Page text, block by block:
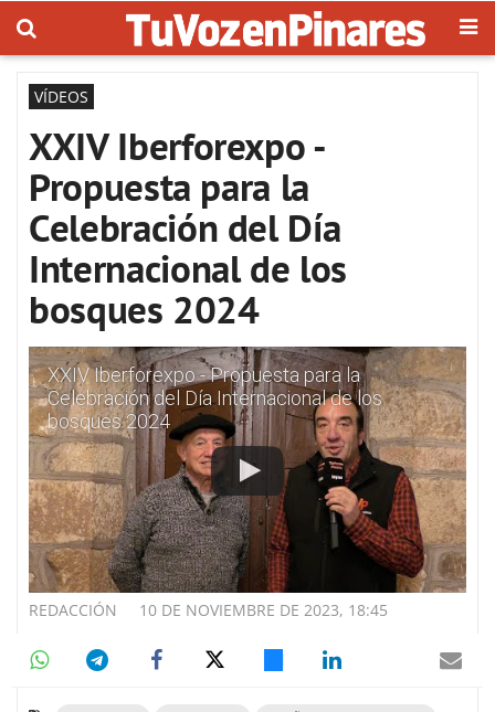
VÍDEOS
XXIV Iberforexpo -
Propuesta para la
Celebración del Día
Internacional de los
bosques 2024
XXIV Iberforexpo - Propuesta para la
Celebración del Día Internacional de los
bosques 2024
10 DE NOVIEMBRE DE 2023, 18:45
REDACCIÓN